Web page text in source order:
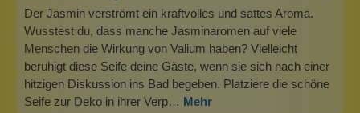
Der Jasmin verströmt ein kraftvolles und sattes Aroma.
Wusstest du, dass manche Jasminaromen auf viele
Menschen die Wirkung von Valium haben? Vielleicht
beruhigt diese Seife deine Gäste, wenn sie sich nach einer
hitzigen Diskussion ins Bad begeben. Platziere die schöne
Seife zur Deko in ihrer Verp… Mehr